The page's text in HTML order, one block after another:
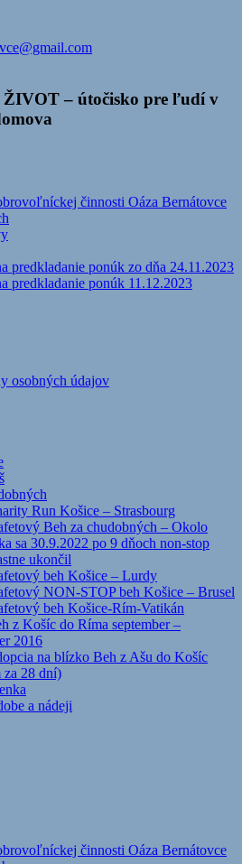
– útočisko pre ľudí v
činnosti Oáza Bernátovce
predkladanie ponúk zo dňa 24.11.2023
predkladanie ponúk 11.12.2023
osobných údajov
Run Košice – Strasbourg
Beh za chudobných – Okolo
sa 30.9.2022 po 9 dňoch non-stop
ukončil
beh Košice – Lurdy
NON-STOP beh Košice – Brusel
beh Košice-Rím-Vatikán
z Košíc do Ríma september –
2016
na blízko Beh z Ašu do Košíc
za 28 dní)
a nádeji
činnosti Oáza Bernátovce